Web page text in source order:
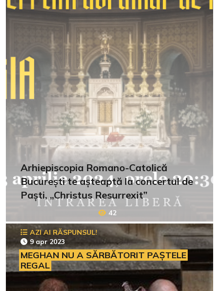
Arhiepiscopia Romano-Catolică
București te așteaptă la concertul de
Paști, „Christus Resurrexit”
42
AZI AI RĂSPUNSUL!
9 apr 2023
MEGHAN NU A SĂRBĂTORIT PAȘTELE
REGAL